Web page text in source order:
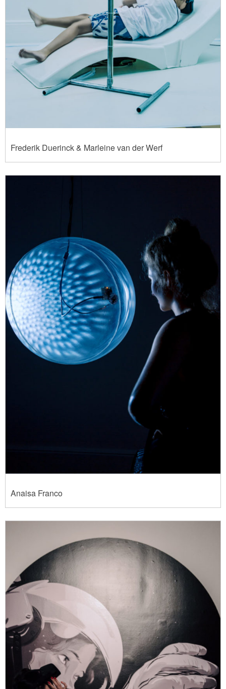
Frederik Duerinck & Marleine van der Werf
Anaisa Franco